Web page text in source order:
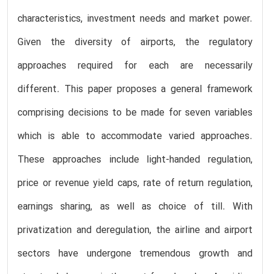
characteristics, investment needs and market power.
Given the diversity of airports, the regulatory
approaches required for each are necessarily
different. This paper proposes a general framework
comprising decisions to be made for seven variables
which is able to accommodate varied approaches.
These approaches include light-handed regulation,
price or revenue yield caps, rate of return regulation,
earnings sharing, as well as choice of till. With
privatization and deregulation, the airline and airport
sectors have undergone tremendous growth and